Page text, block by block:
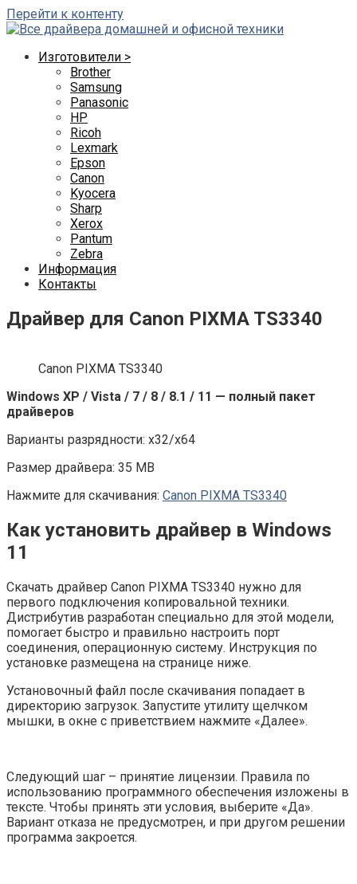
Перейти к контенту
Изготовители >
Brother
Samsung
Panasonic
HP
Ricoh
Lexmark
Epson
Canon
Kyocera
Sharp
Xerox
Pantum
Zebra
Информация
Контакты
Драйвер для Canon PIXMA TS3340
Canon PIXMA TS3340
Windows XP / Vista / 7 / 8 / 8.1 / 11 — полный пакет
драйверов
Варианты разрядности: x32/x64
Размер драйвера: 35 MB
Нажмите для скачивания: Canon PIXMA TS3340
Как установить драйвер в Windows
11
Скачать драйвер Canon PIXMA TS3340 нужно для
первого подключения копировальной техники.
Дистрибутив разработан специально для этой модели,
помогает быстро и правильно настроить порт
соединения, операционную систему. Инструкция по
установке размещена на странице ниже.
Установочный файл после скачивания попадает в
директорию загрузок. Запустите утилиту щелчком
мышки, в окне с приветствием нажмите «Далее».
Следующий шаг – принятие лицензии. Правила по
использованию программного обеспечения изложены в
тексте. Чтобы принять эти условия, выберите «Да».
Вариант отказа не предусмотрен, и при другом решении
программа закроется.